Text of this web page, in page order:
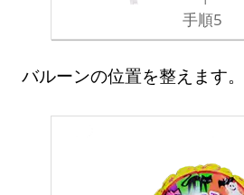
手順5
バルーンの位置を整えます。